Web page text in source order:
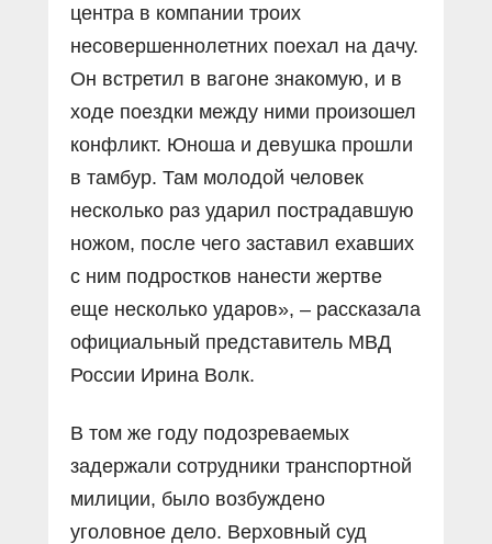
центра в компании троих
несовершеннолетних поехал на дачу.
Он встретил в вагоне знакомую, и в
ходе поездки между ними произошел
конфликт. Юноша и девушка прошли
в тамбур. Там молодой человек
несколько раз ударил пострадавшую
ножом, после чего заставил ехавших
с ним подростков нанести жертве
еще несколько ударов», – рассказала
официальный представитель МВД
России Ирина Волк.
В том же году подозреваемых
задержали сотрудники транспортной
милиции, было возбуждено
уголовное дело. Верховный суд